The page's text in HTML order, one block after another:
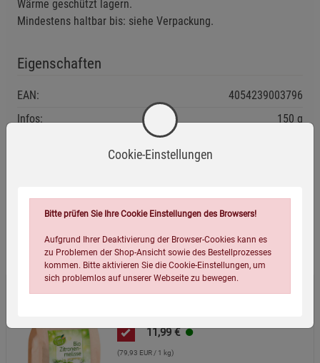
Wärme geschützt lagern.
Mindestens haltbar bis: siehe Verpackung.
Eigenschaften
EAN:
4054239003796
Infos:
150 g
Wird oft zusammen bestellt:
11,99 €
(79,93 EUR / 1 kg)
Cookie-Einstellungen
Bitte prüfen Sie Ihre Cookie Einstellungen des Browsers!
Aufgrund Ihrer Deaktivierung der Browser-Cookies kann es
zu Problemen der Shop-Ansicht sowie des Bestellprozesses
kommen. Bitte aktivieren Sie die Cookie-Einstellungen, um
sich problemlos auf unserer Webseite zu bewegen.